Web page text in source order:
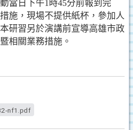
當日下午1時45分前報到完
施，現場不提供紙杯，參加人
研習另於演講前宣導高雄市政
相關業務措施。
nf1.pdf